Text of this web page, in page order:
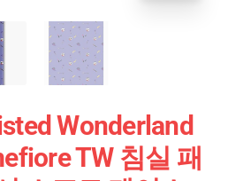
Wonderland
TW 침실 패